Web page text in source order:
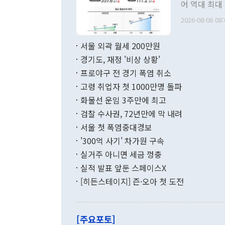
관의 무리한
다. [정동영 통일부 장관이 지난달 23일 오후 서울 종로구 정부서울청사에
무너졌다고
함께 4자 대
"우리의 선
관은 업무
어 역대 최
료=한국은행] 한국은행이 6일 발표한 '2026년 6월 국제수지(잠정)'
며 월간 기
196.9% 급
수출은
기록했지만
로 전환됐다.
는 배당수입
2026-08-06
서울 외곽 월세 200만원
경기도, 재정 '비상 상황'
프로야구 전 경기 폭염 취소
고령 취업자 첫 1000만명 돌파
화물선 운임 3주만에 최고
검찰 수사권, 72년만에 막 내려
서울 첫 폭염중대경보
'300억 사기' 차가원 구속
실거주 아니면 세금 껑충
실적 발표 앞둔 스페이스X
[히든스테이지] 즌·오아 첫 도전
[주요포토]